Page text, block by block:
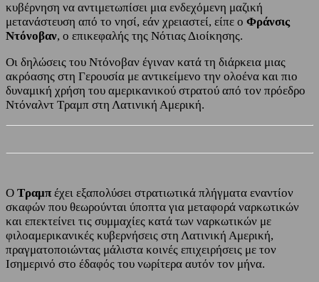
κυβέρνηση να αντιμετωπίσει μια ενδεχόμενη μαζική
μετανάστευση από το νησί, εάν χρειαστεί, είπε ο Φράνσις
Ντόνοβαν, ο επικεφαλής της Νότιας Διοίκησης.
Οι δηλώσεις του Ντόνοβαν έγιναν κατά τη διάρκεια μιας
ακρόασης στη Γερουσία με αντικείμενο την ολοένα και πιο
δυναμική χρήση του αμερικανικού στρατού από τον πρόεδρο
Ντόναλντ Τραμπ στη Λατινική Αμερική.
Ο Τραμπ έχει εξαπολύσει στρατιωτικά πλήγματα εναντίον
σκαφών που θεωρούνται ύποπτα για μεταφορά ναρκωτικών
και επεκτείνει τις συμμαχίες κατά των ναρκωτικών με
φιλοαμερικανικές κυβερνήσεις στη Λατινική Αμερική,
πραγματοποιώντας μάλιστα κοινές επιχειρήσεις με τον
Ισημερινό στο έδαφός του νωρίτερα αυτόν τον μήνα.